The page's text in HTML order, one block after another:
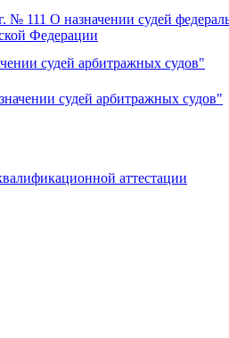
№ 111 О назначении судей
Федерации
судей арбитражных судов"
судей арбитражных судов"
аттестации